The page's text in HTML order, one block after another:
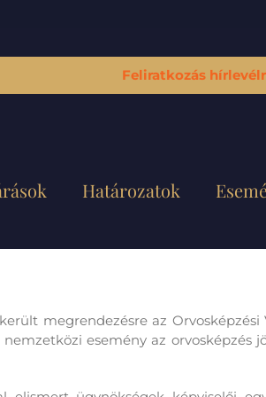
Feliratkozás
Határozatok
megrendezésre az Orvosképzési
esemény az orvosképzés